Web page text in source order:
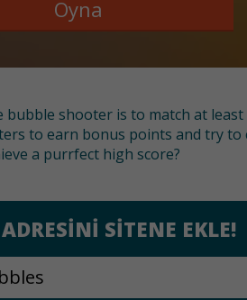
Oyna
shooter is to match at
to earn bonus points and try to
a purrfect high score?
SITENE EKLE!